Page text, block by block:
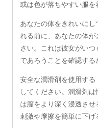
或は色が落ちやすい服を
あなたの体をきれいに
れる前に、あなたの体
さい。これは彼女がい
であろうことを確認する
安全な潤滑剤を使用す
してください。潤滑剤
は膣をより深く浸透さ
刺激や摩擦を簡単に下げ